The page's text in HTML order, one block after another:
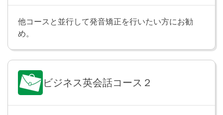
過去完了進行形・未来完了進行形
過去完了進行形と未来完了進行形の文を学習します。
「彼は私が帰ってきたとき、３時間英語の勉強をし続
けていました」のように、過去のある時点までずっと
続けていたことや、「彼は試験が始まるその時まで３
時間英語の勉強をし続けているでしょう」のように、
未来のある時点までずっと続けているであろうことに
ついて伝えられるようになります。
他コースと並行して発音矯正を行いたい方にお勧
め。
ビジネス英会話コース２